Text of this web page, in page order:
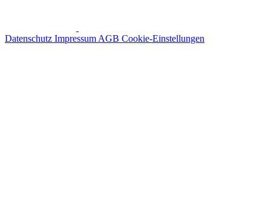
Datenschutz Impressum AGB Cookie-Einstellungen